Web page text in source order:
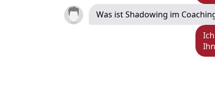
Was ist Shadowing im